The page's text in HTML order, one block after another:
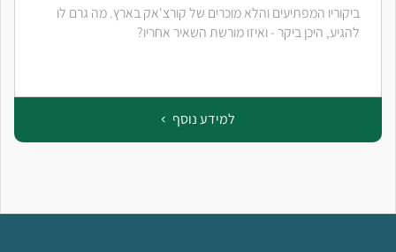
ביקוריו המפתיעים והלא מוכרים של קורצ'אק בארץ. מה גרם לו
להגיע, היכן ביקר - ואיזו מורשת השאיר אחריו?
למידע נוסף